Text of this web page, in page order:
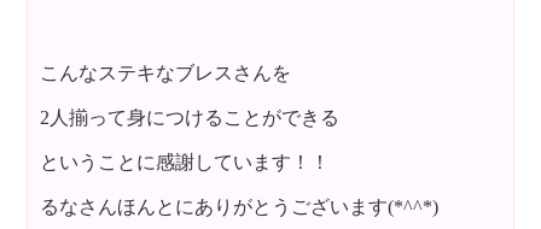
こんなステキなブレスさんを
2人揃って身につけることができる
ということに感謝しています！！
るなさんほんとにありがとうございます(*^^*)